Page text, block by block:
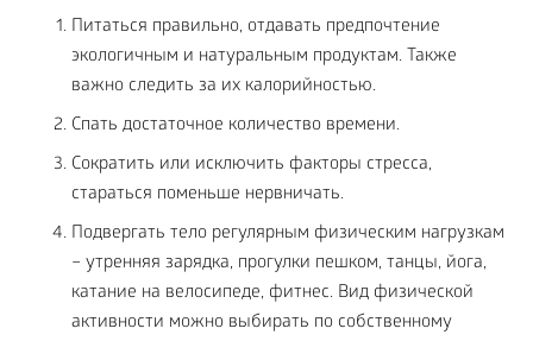
Питаться правильно, отдавать предпочтение
экологичным и натуральным продуктам. Также
важно следить за их калорийностью.
Спать достаточное количество времени.
Сократить или исключить факторы стресса,
стараться поменьше нервничать.
Подвергать тело регулярным физическим нагрузкам
– утренняя зарядка, прогулки пешком, танцы, йога,
катание на велосипеде, фитнес. Вид физической
активности можно выбирать по собственному